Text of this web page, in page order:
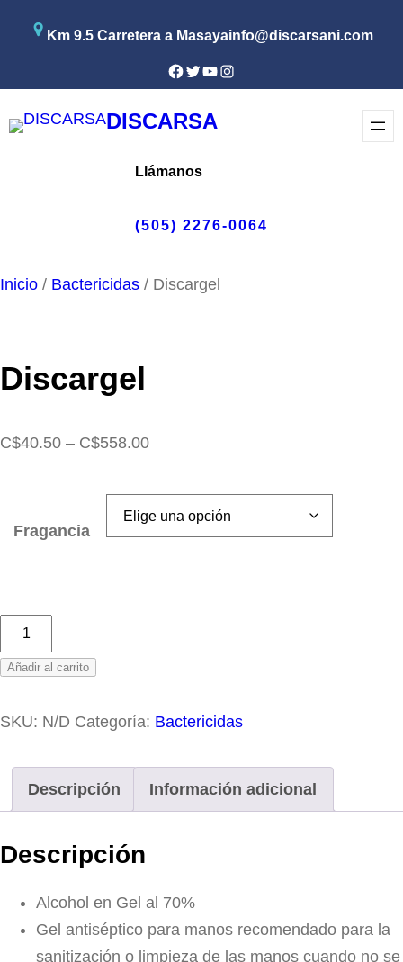
Km 9.5 Carretera a Masayainfo@discarsani.com
Facebook
Twitter
YouTube
Instagram
DISCARSA
Llámanos
(505) 2276-0064
Inicio / Bactericidas / Discargel
Discargel
C$40.50 – C$558.00Rango
precios:
desde
Fragancia
Discargel
cantidad
Añadir al carrito
SKU: N/D Categoría: Bactericidas
Descripción Información adicional
Descripción
Alcohol en Gel al 70%
Gel antiséptico para manos recomendado para la
sanitización o limpieza de las manos cuando no se